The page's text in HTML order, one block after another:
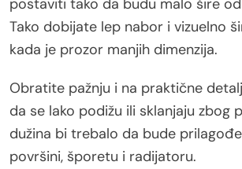
postaviti tako da budu malo šire
Tako dobijate lep nabor i vizuelno
kada je prozor manjih dimenzija.
Obratite pažnju i na praktične
da se lako podižu ili sklanjaju zbog
dužina bi trebalo da bude
površini, šporetu i radijatoru.